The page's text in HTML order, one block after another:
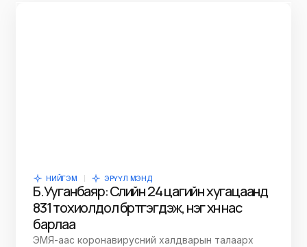
НИЙГЭМ ЭРҮҮЛ МЭНД
Б.Ууганбаяр: Сүүлийн 24 цагийн хугацаанд
831 тохиолдол бүртгэгдэж, нэг хүн нас
барлаа
ЭМЯ-аас коронавирусний халдварын талаарх